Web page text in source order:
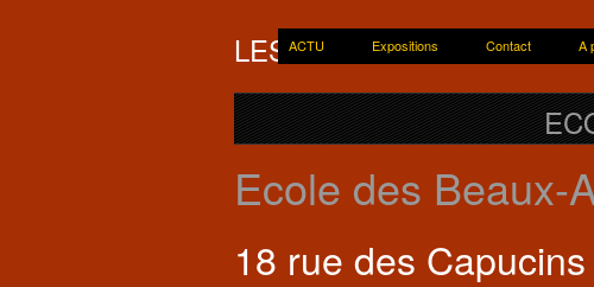
LES BOZARTS de l'Abbevillois
ACTU Expositions Contact A
Ecole des Beaux-
18 rue des Capucins